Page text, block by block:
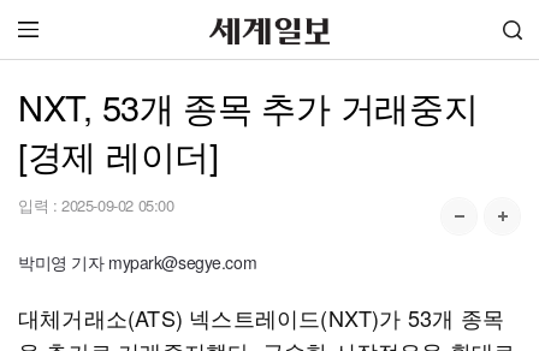
NXT, 53개 종목 추가 거래중지
[경제 레이더]
입력 : 2025-09-02 05:00
박미영 기자 mypark@segye.com
대체거래소(ATS) 넥스트레이드(NXT)가 53개 종목